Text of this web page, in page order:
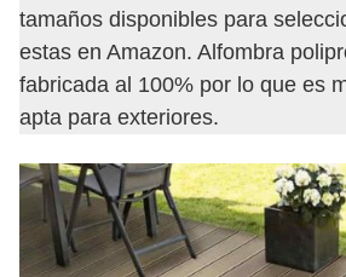
tamaños disponibles para
estas en Amazon. Alfombra
fabricada al 100% por lo que es
apta para exteriores.